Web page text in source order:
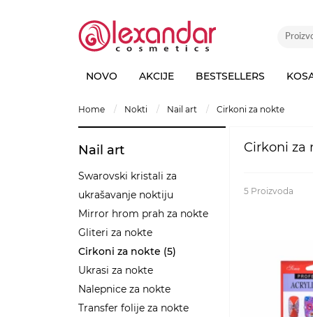
NOVO AKCIJE BESTSELLERS
home nokti nail art cirkoni za nokte
Nail art
Swarovski kristali za
ukrašavanje noktiju
Mirror hrom prah za nokte
Gliteri za nokte
Cirkoni za nokte (5)
Ukrasi za nokte
Nalepnice za nokte
Transfer folije za nokte
Cirkoni za
5 Proizvoda